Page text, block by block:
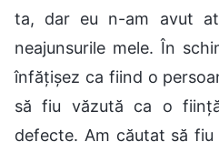
ta, dar eu n-am avut
neajunsurile mele. În
înfățișez ca fiind o
să fiu văzută ca o
defecte. Am căutat să